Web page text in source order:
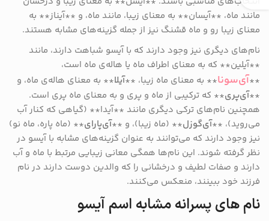
مانند ماه، **آیسان** به معنای زیبا، مانند ماه، و **آیناز** به
معنای زیبا رو و ماه قشنگ نیز از جمله گزینه‌های مشابه هستند.
نام‌های دیگری نیز وجود دارند که با آیسو شباهت دارند، مانند
**آیلین** که به معنای اطراف ماه یا هاله‌ی ماه است،
**آی‌سونا** به معنای ماه زیبا، **آیلا** به معنای هاله‌ی ماه، و
**آی‌پری** که ترکیبی از ماه و پری و به معنای ماه پری است.
همچنین نام‌های ترکی دیگری مانند **آیدا** (گیاهی که کنار آب
می‌روید)، **آی‌گوزل** (ماه زیبا)، و **آی‌پارای** (ماه پاره، ماه نو)
نیز وجود دارند که می‌توانند به عنوان گزینه‌های مشابه با آیسو در
نظر گرفته شوند. این نام‌ها همگی معانی زیبایی مرتبط با ماه و آب
دارند و صفات لطیف و درخشانی را که والدین دوست دارند در نام
فرزند خود ببینند، منعکس می‌کنند.
نام های پسرانه مشابه اسمآیسو